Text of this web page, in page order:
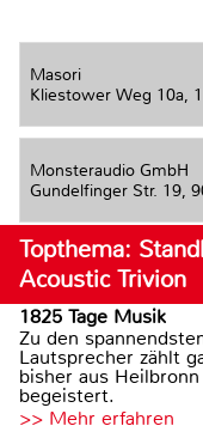
Masori
Kliestower Weg 10a,
Monsteraudio GmbH
Gundelfinger Str. 19,
Topthema:
Acoustic Trivion
1825 Tage Musik
Zu den
Lautsprecher zählt
bisher aus
begeistert.
>> Mehr erfahren